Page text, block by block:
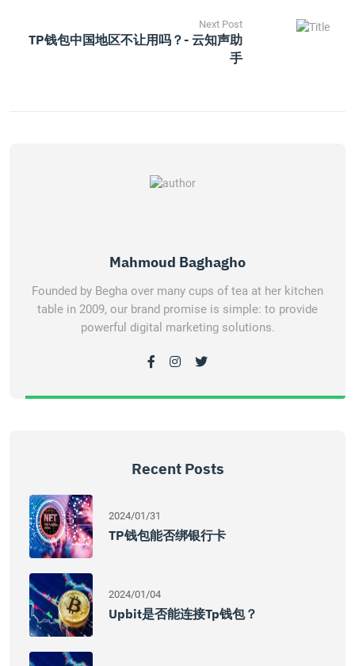
Next Post
TP钱包中国地区不让用吗？- 云知声助
手
Mahmoud Baghagho
Founded by Begha over many cups of tea at her kitchen
table in 2009, our brand promise is simple: to provide
powerful digital marketing solutions.
Recent Posts
2024/01/31
TP钱包能否绑银行卡
2024/01/04
Upbit是否能连接tp钱包？